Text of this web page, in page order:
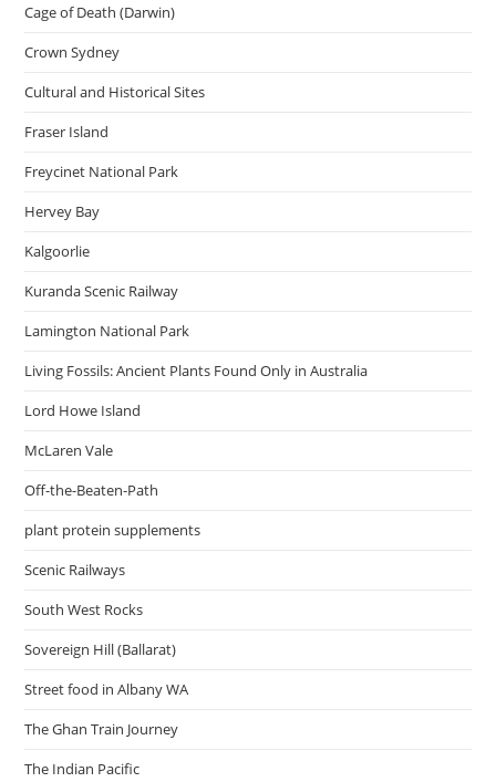
Cage of Death (Darwin)
Crown Sydney
Cultural and Historical Sites
Fraser Island
Freycinet National Park
Hervey Bay
Kalgoorlie
Kuranda Scenic Railway
Lamington National Park
Living Fossils: Ancient Plants Found Only in Australia
Lord Howe Island
McLaren Vale
Off-the-Beaten-Path
plant protein supplements
Scenic Railways
South West Rocks
Sovereign Hill (Ballarat)
Street food in Albany WA
The Ghan Train Journey
The Indian Pacific